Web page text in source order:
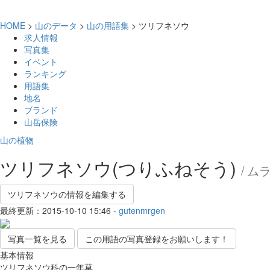
HOME > 山のデータ > 山の用語集 > ツリフネソウ
求人情報
写真集
イベント
ランキング
用語集
地名
ブランド
山岳保険
山の植物
ツリフネソウ(つりふねそう) / ム
ツリフネソウの情報を編集する
最終更新：2015-10-10 15:46 - gutenmrgen
写真一覧を見る
この用語の写真登録をお願いします！
基本情報
ツリフネソウ科の一年草